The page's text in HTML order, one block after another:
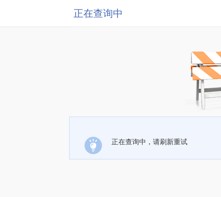
正在查询中
正在查询中，请刷新重试